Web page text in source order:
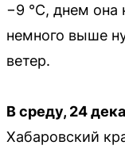
−9 °C, днем она
немного выше
ветер.
В среду, 24
Хабаровский